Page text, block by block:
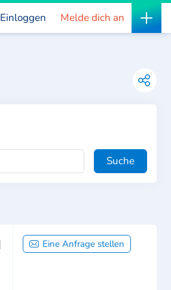
Einloggen Melde dich an
Suche
Eine Anfrage stellen